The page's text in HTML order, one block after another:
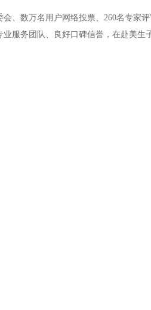
、数万名用户网络投票、260名专家
服务团队、良好口碑信誉，在赴美生